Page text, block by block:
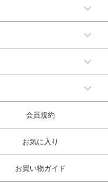
会員規約
お気に入り
お買い物ガイド